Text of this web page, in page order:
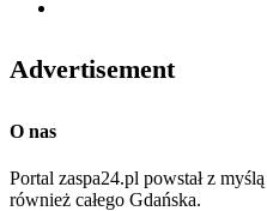
Advertisement
O nas
Portal zaspa24.pl powstał z
również całego Gdańska.